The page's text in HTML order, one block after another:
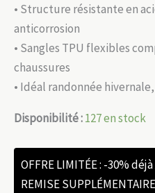
• Structure résistante en
anticorrosion
• Sangles TPU flexibles
chaussures
• Idéal randonnée
Disponibilité :127 en stock
OFFRE LIMITÉE : -30%
REMISE